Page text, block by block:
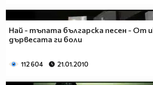
Най - тъпата българска песен - От
дървесата ги боли
112 604 21.01.2010